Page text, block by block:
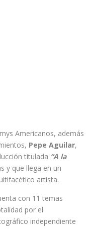
Americanos, además
Pepe Aguilar,
titulada “A la
y que llega en un
artista.
con 11 temas
por el
independiente